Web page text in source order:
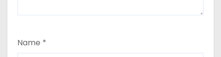
Name *